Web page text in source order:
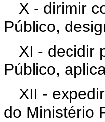
X - dirimir
Público,
XI - decidir
Público,
XII -
do Ministério